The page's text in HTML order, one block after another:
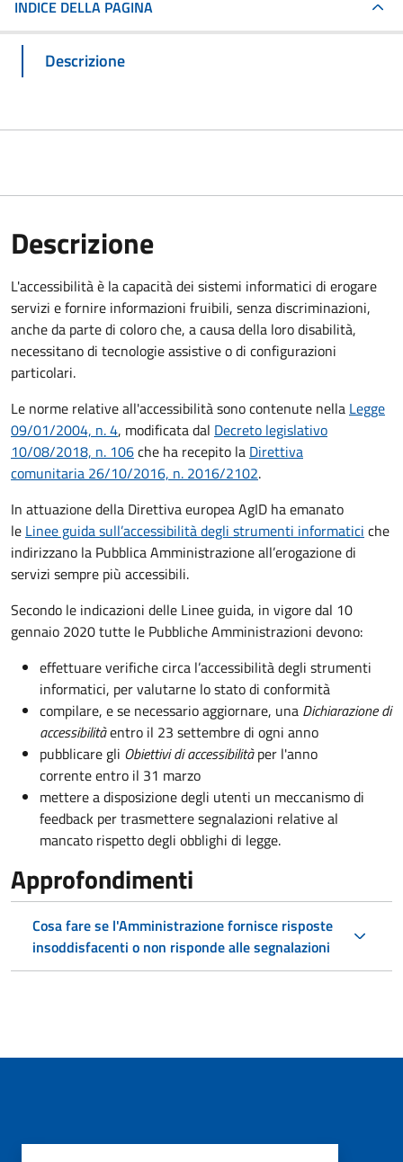
INDICE DELLA PAGINA
Descrizione
Descrizione
L'accessibilità è la capacità dei sistemi informatici di erogare
servizi e fornire informazioni fruibili, senza discriminazioni,
anche da parte di coloro che, a causa della loro disabilità,
necessitano di tecnologie assistive o di configurazioni
particolari.
Le norme relative all'accessibilità sono contenute nella Legge
09/01/2004, n. 4, modificata dal Decreto legislativo
10/08/2018, n. 106che ha recepito la Direttiva
comunitaria 26/10/2016, n. 2016/2102.
In attuazione della Direttiva europea AgID ha emanato
le Linee guida sull’accessibilità degli strumenti informatici che
indirizzano la Pubblica Amministrazione all’erogazione di
servizi sempre più accessibili.
Secondo le indicazioni delle Linee guida, in vigore dal 10
gennaio 2020 tutte le Pubbliche Amministrazioni devono:
effettuare verifiche circa l’accessibilità degli strumenti
informatici, per valutarne lo stato di conformità
compilare, e se necessario aggiornare, una Dichiarazione di
accessibilitàentro il 23 settembre di ogni anno
pubblicare gli Obiettivi di accessibilitàper l'anno
corrente entro il 31 marzo
mettere a disposizione degli utenti un meccanismo di
feedback per trasmettere segnalazioni relative al
mancato rispetto degli obblighi di legge.
Approfondimenti
Cosa fare se l'Amministrazione fornisce risposte
insoddisfacenti o non risponde alle segnalazioni